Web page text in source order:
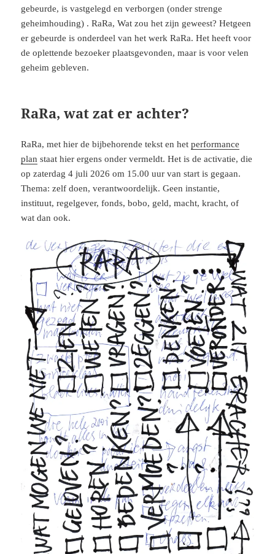
gebeurde, is vastgelegd en verborgen (onder strenge
geheimhouding) . RaRa, Wat zou het zijn geweest? Hetgeen
er gebeurde is onderdeel van het werk RaRa. Het heeft voor
de oplettende bezoeker plaatsgevonden, maar is voor velen
geheim gebleven.
RaRa, wat zat er achter?
RaRa, met hier de bijbehorende tekst en hetperformance
plan staat hier ergens onder vermeldt. Het is de activatie, die
op zaterdag 4 juli 2026 om 15.00 uur van start is gegaan.
Thema: zelf doen, verantwoordelijk. Geen instantie,
instituut, regelgever, fonds, bobo, geld, macht, kracht, of
wat dan ook.